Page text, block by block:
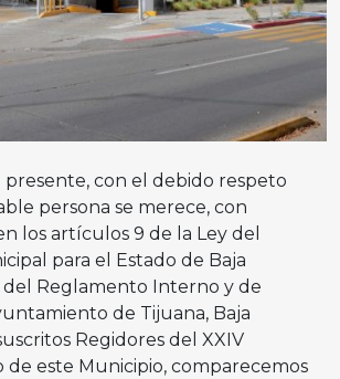
presente, con el debido respeto
persona se merece, con
los artículos 9 de la Ley del
para el Estado de Baja
del Reglamento Interno y de
de Tijuana, Baja
Regidores del XXIV
este Municipio, comparecemos